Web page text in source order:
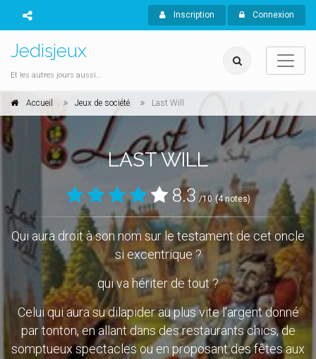
Inscription Connexion
Jedisjeux
Et les autres jours aussi...
Accueil Jeux de société Last Will
LAST WILL
8.3 /10 (4 notes)
Qui aura droit à son nom sur le testament de cet oncle
si excentrique ?
qui va hériter de tout ?
Celui qui aura su dilapider au plus vite l'argent donné
par tonton, en allant dans des restaurants chics, de
somptueux spectacles ou en proposant des fêtes aux